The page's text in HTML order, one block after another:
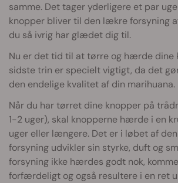
samme. Det tager yderligere et par
knopper bliver til den lækre forsyning
du så ivrig har glædet dig til.
Nu er det tid til at tørre og hærde dine
sidste trin er specielt vigtigt, da det
den endelige kvalitet af din marihuana.
Når du har tørret dine knopper på
1-2 uger), skal knopperne hærde i en
uger eller længere. Det er i løbet af
forsyning udvikler sin styrke, duft og
forsyning ikke hærdes godt nok,
forfærdeligt og også resultere i en ret